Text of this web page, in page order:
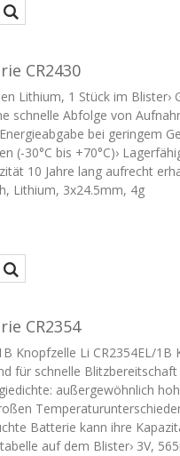
CR2430
Lithium, 1 Stück im
schnelle Abfolge von
bei geringem
(-30°C bis +70°C)›
10 Jahre lang aufrecht
Lithium, 3x24.5mm, 4g
CR2354
Knopfzelle Li CR2354EL/
für schnelle
außergewöhnlich
Batterie kann ihre
auf dem Blister› 3V,